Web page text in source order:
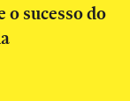
o sucesso do